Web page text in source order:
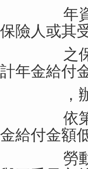
年
保險人或其
之
計年金給付
依
金給付金額
勞